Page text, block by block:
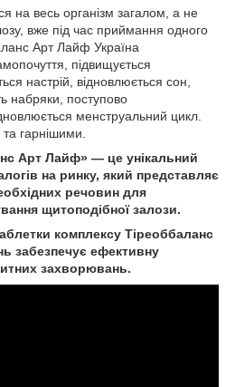
на весь організм загалом, а не
вже під час приймання одного
Арт Лайф Україна
підвищується
настрій, відновлюється сон,
набряки, поступово
менструальний цикл.
гарнішими.
Арт Лайф» — це унікальний
на ринку, який представляє
речовин для
щитоподібної залози.
комплексу Тіреоббаланс
забезпечує ефективну
захворювань.